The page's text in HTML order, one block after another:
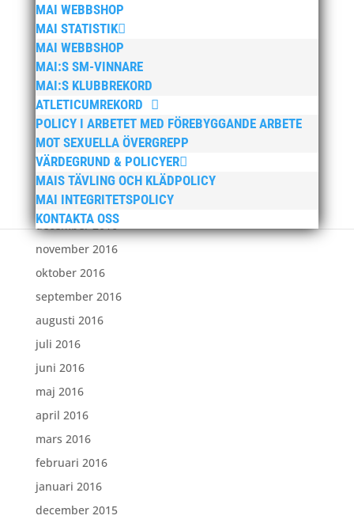
MAI WEBBSHOP
MAI STATISTIK
MAI WEBBSHOP
MAI:S SM-VINNARE
MAI:S KLUBBREKORD
ATLETICUMREKORD
POLICY I ARBETET MED FÖREBYGGANDE ARBETE
MOT SEXUELLA ÖVERGREPP
VÄRDEGRUND & POLICYER
MAIS TÄVLING OCH KLÄDPOLICY
MAI INTEGRITETSPOLICY
KONTAKTA OSS
september 2017
augusti 2017
juli 2017
juni 2017
maj 2017
april 2017
mars 2017
februari 2017
januari 2017
december 2016
november 2016
oktober 2016
september 2016
augusti 2016
juli 2016
juni 2016
maj 2016
april 2016
mars 2016
februari 2016
januari 2016
december 2015